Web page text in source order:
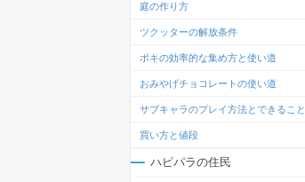
庭の作り方
ツクッターの解放条件
ポキの効率的な集め方と使い道
おみやげチョコレートの使い道
サブキャラのプレイ方法とできること
買い方と値段
ハピパラの住民